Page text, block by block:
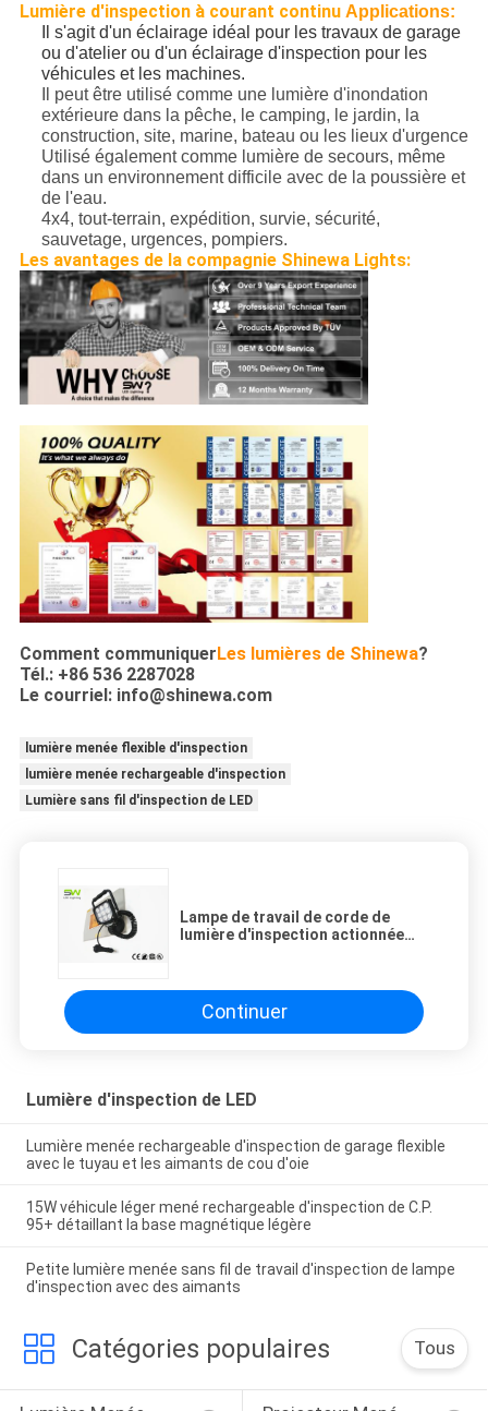
Lumière d'inspection à courant continu Applications:
Il s'agit d'un éclairage idéal pour les travaux de garage
ou d'atelier ou d'un éclairage d'inspection pour les
véhicules et les machines.
Il peut être utilisé comme une lumière d'inondation
extérieure dans la pêche, le camping, le jardin, la
construction, site, marine, bateau ou les lieux d'urgence
Utilisé également comme lumière de secours, même
dans un environnement difficile avec de la poussière et
de l'eau.
4x4, tout-terrain, expédition, survie, sécurité,
sauvetage, urgences, pompiers.
Les avantages de la compagnie Shinewa Lights:
Comment communiquerLes lumières de Shinewa?
Tél.: +86 536 2287028
Le courriel: info@shinewa.com
lumière menée flexible d'inspection
lumière menée rechargeable d'inspection
Lumière sans fil d'inspection de LED
Lampe de travail de corde de
lumière d'inspection actionnée
Continuer
Lumière d'inspection de LED
Lumière menée rechargeable d'inspection de garage flexible
avec le tuyau et les aimants de cou d'oie
15W véhicule léger mené rechargeable d'inspection de C.P.
95+ détaillant la base magnétique légère
Petite lumière menée sans fil de travail d'inspection de lampe
d'inspection avec des aimants
Catégories populaires Tous